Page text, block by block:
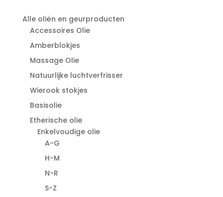
Alle oliën en geurproducten
Accessoires Olie
Amberblokjes
Massage Olie
Natuurlijke luchtverfrisser
Wierook stokjes
Basisolie
Etherische olie
Enkelvoudige olie
A-G
H-M
N-R
S-Z